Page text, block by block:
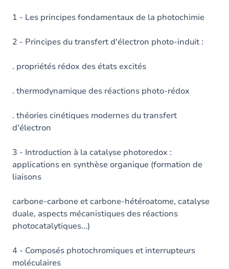
1 - Les principes fondamentaux de la photochimie
2 - Principes du transfert d'électron photo-induit :
. propriétés rédox des états excités
. thermodynamique des réactions photo-rédox
. théories cinétiques modernes du transfert
d'électron
3 - Introduction à la catalyse photoredox :
applications en synthèse organique (formation de
liaisons
carbone-carbone et carbone-hétéroatome, catalyse
duale, aspects mécanistiques des réactions
photocatalytiques...)
4 - Composés photochromiques et interrupteurs
moléculaires